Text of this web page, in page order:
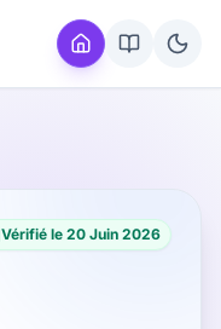
Vérifié le 20 Juin 2026